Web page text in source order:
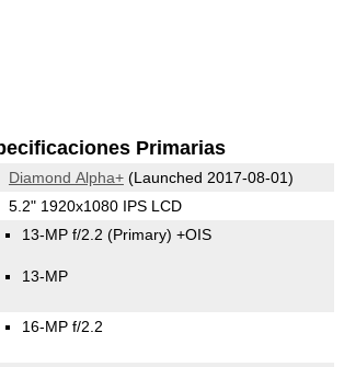
Primarias
Diamond Alpha+(Launched 2017-08-01)
5.2" 1920x1080 IPS LCD
13-MP f/2.2 (Primary) +OIS
13-MP
16-MP f/2.2